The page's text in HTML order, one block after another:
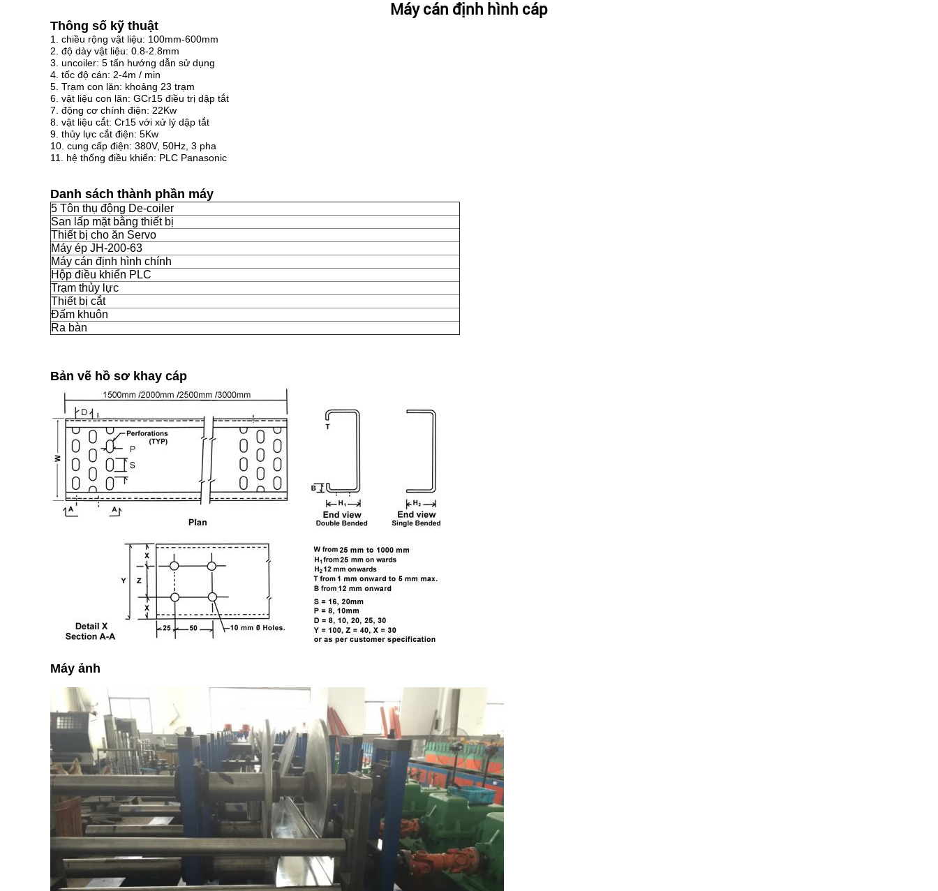
Máy cán định hình cáp
Thông số kỹ thuật
1. chiều rộng vật liệu: 100mm-600mm
2. độ dày vật liệu: 0.8-2.8mm
3. uncoiler: 5 tấn hướng dẫn sử dụng
4. tốc độ cán: 2-4m / min
5. Trạm con lăn: khoảng 23 trạm
6. vật liệu con lăn: GCr15 điều trị dập tắt
7. động cơ chính điện: 22Kw
8. vật liệu cắt: Cr15 với xử lý dập tắt
9. thủy lực cắt điện: 5Kw
10. cung cấp điện: 380V, 50Hz, 3 pha
11. hệ thống điều khiển: PLC Panasonic
Danh sách thành phần máy
5 Tôn thụ động De-coiler
San lấp mặt bằng thiết bị
Thiết bị cho ăn Servo
Máy ép JH-200-63
Máy cán định hình chính
Hộp điều khiển PLC
Trạm thủy lực
Thiết bị cắt
Đấm khuôn
Ra bàn
Bản vẽ hồ sơ khay cáp
Máy ảnh